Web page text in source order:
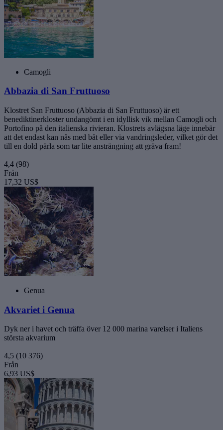
Camogli
Abbazia di San Fruttuoso
Klostret San Fruttuoso (Abbazia di San Fruttuoso) är ett
benediktinerkloster undangömt i en idyllisk vik mellan Camogli och
Portofino på den italienska rivieran. Klostrets avlägsna läge innebär
att det endast kan nås med båt eller via vandringsleder, vilket gör det
till en dold pärla som tar lite ansträngning att gräva fram!
4,4 (98)
Från
17,32 US$
Genua
Akvariet i Genua
Dyk ner i havet och träffa över 12 000 marina varelser i Italiens
största akvarium
4,5 (10 376)
Från
6,93 US$